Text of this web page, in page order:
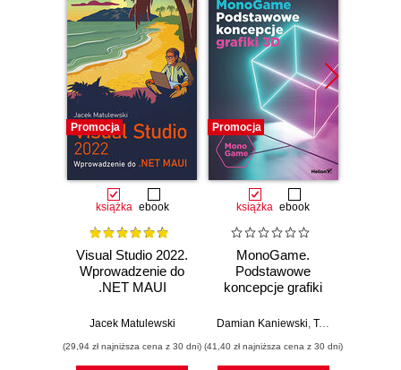
Promocja
książka ebook
Visual Studio 2022.
Wprowadzenie do
.NET MAUI
Jacek Matulewski
(29,94 zł najniższa cena z 30 dni)
Promocja
książka ebook
MonoGame.
Podstawowe
koncepcje grafiki
Damian Kaniewski Tomasz Dziubak
(41,40 zł najniższa cena z 30 dni)